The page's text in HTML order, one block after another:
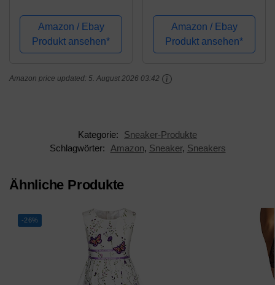
Amazon / Ebay
Produkt ansehen*
Amazon / Ebay
Produkt ansehen*
Amazon price updated: 5. August 2026 03:42
Kategorie:
Sneaker-Produkte
Schlagwörter:
Amazon, Sneaker, Sneakers
Ähnliche Produkte
-26%